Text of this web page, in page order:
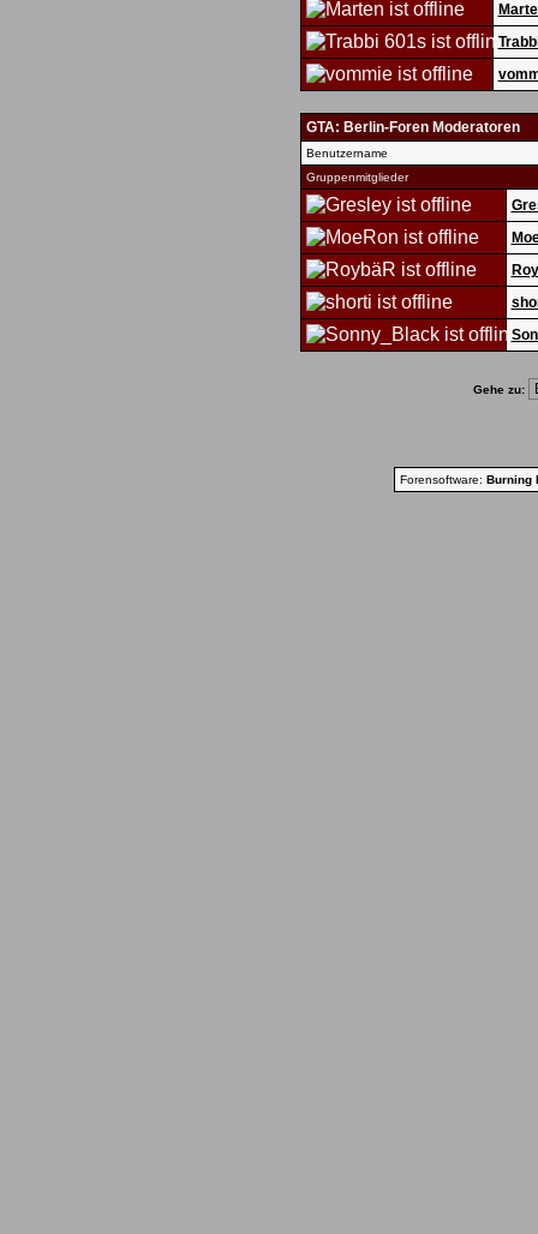
GTA: Berlin-Foren Moderatoren
Benutzername
Gruppenmitglieder
Gehe zu:
Forensoftware: Burning